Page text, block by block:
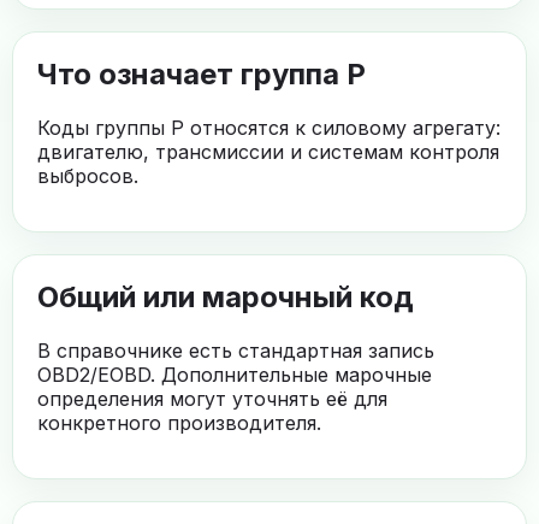
Что означает группа P
Коды группы P относятся к силовому агрегату:
двигателю, трансмиссии и системам контроля
выбросов.
Общий или марочный код
В справочнике есть стандартная запись
OBD2/EOBD. Дополнительные марочные
определения могут уточнять её для
конкретного производителя.